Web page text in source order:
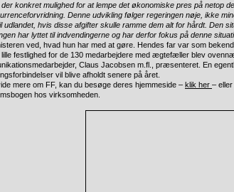
konkret mulighed for at lempe det økonomiske pres på netop
Denne udvikling følger regeringen nøje, ikke
udlandet, hvis disse afgifter skulle ramme dem alt for hårdt. Den
har lyttet til indvendingerne og har derfor fokus på denne
ved, hvad hun har med at gøre. Hendes far var som
lille festlighed for de 130 medarbejdere med ægtefæller blev
Claus Jacobsen m.fl., præsenteret. En
vil blive afholdt senere på året.
mere om FF, kan du besøge deres hjemmeside – klik her –
hos virksomheden.